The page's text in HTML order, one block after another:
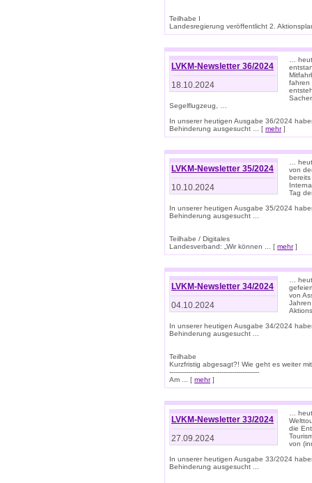
Teilhabe I
Landesregierung veröffentlicht 2.
LVKM-Newsletter 36/2024
18.10.2024
…
fahren
Segelflugzeug, …
In unserer heutigen Ausgabe 36/2024
Behinderung ausgesucht ... [ mehr]
LVKM-Newsletter 35/2024
10.10.2024
…
von
bereits
Tag
In unserer heutigen Ausgabe 35/2024
Behinderung ausgesucht ...
Teilhabe / Digitales
Landesverband: „Wir können ... [ mehr]
LVKM-Newsletter 34/2024
04.10.2024
…
von
In unserer heutigen Ausgabe 34/2024
Behinderung ausgesucht ...
Teilhabe
Kurzfristig abgesagt?! Wie geht es weiter
-------------------------------------------
Am ... [ mehr]
LVKM-Newsletter 33/2024
27.09.2024
…
die
von
In unserer heutigen Ausgabe 33/2024
Behinderung ausgesucht ...